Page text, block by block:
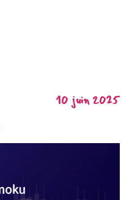
10 juin 2025